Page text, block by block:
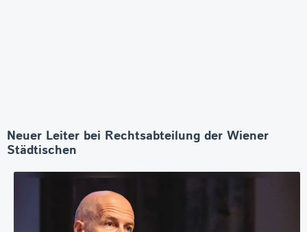
Neuer Leiter bei Rechtsabteilung der Wiener
Städtischen